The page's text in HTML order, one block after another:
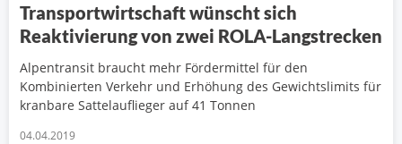
Transportwirtschaft wünscht sich
Reaktivierung von zwei ROLA-Langstrecken
Alpentransit braucht mehr Fördermittel für den
Kombinierten Verkehr und Erhöhung des Gewichtslimits für
kranbare Sattelauflieger auf 41 Tonnen
04.04.2019